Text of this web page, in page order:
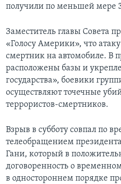
получили по меньшей мере
Заместитель главы Совета
«Голосу Америки», что
смертник на автомобиле. В
расположены базы и
государства», боевики
осуществляют точечные
террористов-смертников.
Взрыв в субботу совпал по
телеобращением
Гани, который в
договоренность о
в одностороннем порядке